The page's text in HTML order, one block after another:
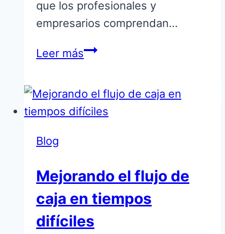
que los profesionales y
empresarios comprendan…
Leer másConstruyendo
futuro
con
Best
y
MTD
para
ITSA
Blog
Mejorando el flujo de
caja en tiempos
difíciles